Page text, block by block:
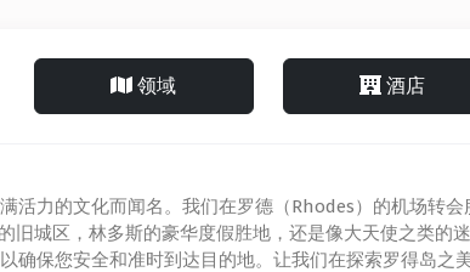
领域 酒店
活力的文化而闻名。我们在罗德（Rhodes）的机场转
旧城区，林多斯的豪华度假胜地，还是像大天使之类的
保您安全和准时到达目的地。让我们在探索罗得岛之